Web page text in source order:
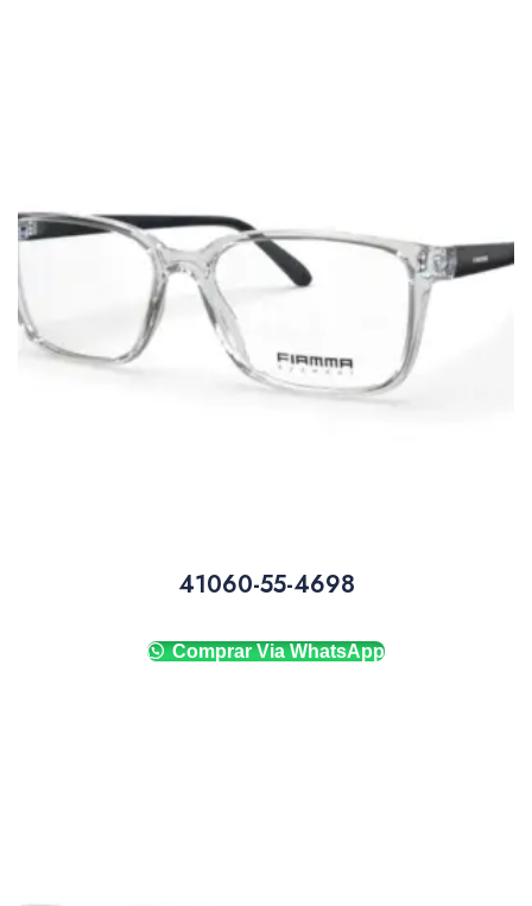
41060-55-4698
Comprar Via WhatsApp